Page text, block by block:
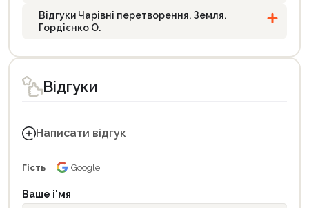
Відгуки Чарівні перетворення. Земля.
Гордієнко О.
Відгуки
Написати відгук
Гість Google
Ваше і'мя